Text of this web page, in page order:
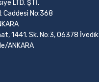
LTD. ŞTİ.
Caddesi No:368
1441. Sk. No:3, 06378 İvedik
ANKARA